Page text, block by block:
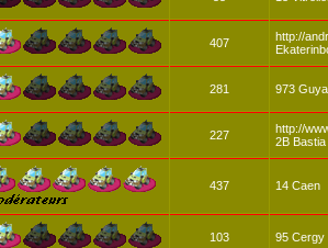
407
http://
281 973
227
http://
2B Bastia
437
14 Caen
103 95 Cergy